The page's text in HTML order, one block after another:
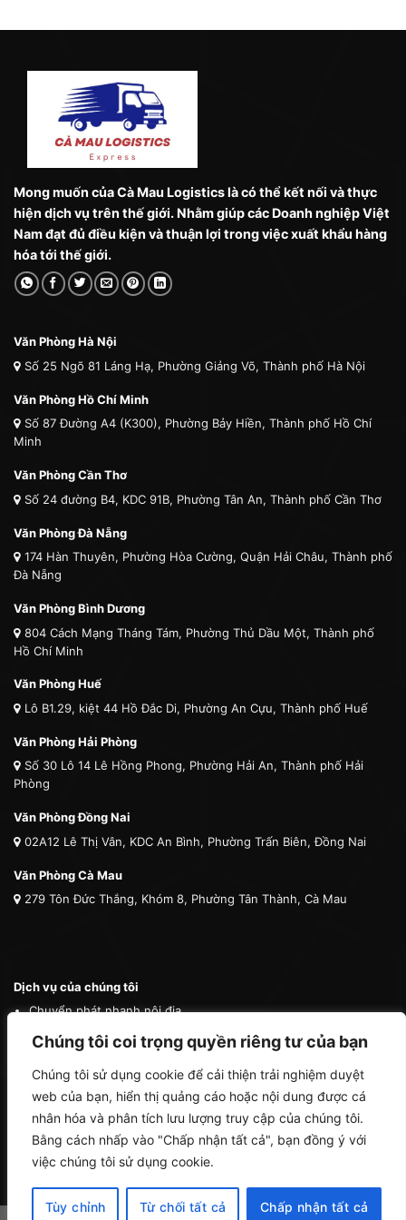
Chúng tôi coi trọng quyền riêng tư của bạn
Chúng tôi sử dụng cookie để cải thiện trải nghiệm duyệt
web của bạn, hiển thị quảng cáo hoặc nội dung được cá
nhân hóa và phân tích lưu lượng truy cập của chúng tôi.
Bằng cách nhấp vào "Chấp nhận tất cả", bạn đồng ý với
việc chúng tôi sử dụng cookie.
Tùy chỉnh Từ chối tất cả Chấp nhận tất cả
Mong muốn của Cà Mau Logistics là có thể kết nối và thực
hiện dịch vụ trên thế giới. Nhằm giúp các Doanh nghiệp Việt
Nam đạt đủ điều kiện và thuận lợi trong việc xuất khẩu hàng
hóa tới thế giới.
Văn Phòng Hà Nội
Số 25 Ngõ 81 Láng Hạ, Phường Giảng Võ, Thành phố Hà Nội
Văn Phòng Hồ Chí Minh
Số 87 Đường A4 (K300), Phường Bảy Hiền, Thành phố Hồ Chí
Minh
Văn Phòng Cần Thơ
Số 24 đường B4, KDC 91B, Phường Tân An, Thành phố Cần Thơ
Văn Phòng Đà Nẵng
174 Hàn Thuyên, Phường Hòa Cường, Quận Hải Châu, Thành phố
Đà Nẵng
Văn Phòng Bình Dương
804 Cách Mạng Tháng Tám, Phường Thủ Dầu Một, Thành phố
Hồ Chí Minh
Văn Phòng Huế
Lô B1.29, kiệt 44 Hồ Đắc Di, Phường An Cựu, Thành phố Huế
Văn Phòng Hải Phòng
Số 30 Lô 14 Lê Hồng Phong, Phường Hải An, Thành phố Hải
Phòng
Văn Phòng Đồng Nai
02A12 Lê Thị Vân, KDC An Bình, Phường Trấn Biên, Đồng Nai
Văn Phòng Cà Mau
279 Tôn Đức Thắng, Khóm 8, Phường Tân Thành, Cà Mau
Dịch vụ của chúng tôi
Chuyển phát nhanh nội địa
Chuyển phát nhanh quốc tế
Vận chuyển thú cưng
Mua hộ hàng nước ngoài